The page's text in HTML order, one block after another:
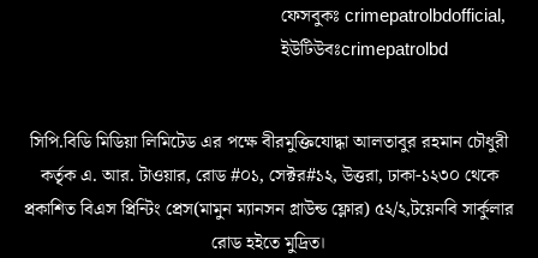
ফেসবুকঃ crimepatrolbdofficial,
ইউটিউবঃcrimepatrolbd
সিপি.বিডি মিডিয়া লিমিটেড এর পক্ষে বীরমুক্তিযোদ্ধা আলতাবুর রহমান চৌধুরী
কর্তৃক এ. আর. টাওয়ার, রোড #০১, সেক্টর#১২, উত্তরা, ঢাকা-১২৩০ থেকে
প্রকাশিত বিএস প্রিন্টিং প্রেস(মামুন ম্যানসন গ্রাউন্ড ফ্লোর) ৫২/২,টয়েনবি সার্কুলার
রোড হইতে মুদ্রিত।